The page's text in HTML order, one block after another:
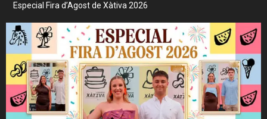
Especial Fira d’Agost de Xàtiva 2026